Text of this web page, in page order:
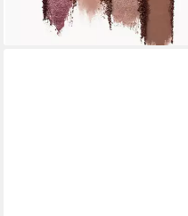
lieferbar - in 2-3 Werktagen bei dir